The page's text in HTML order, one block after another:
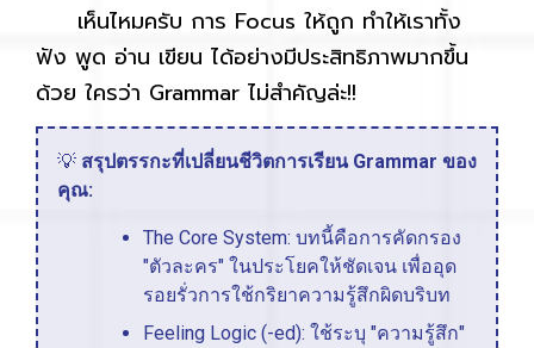
เห็นไหมครับ การ Focus ให้ถูก ทำให้เราทั้ง
ฟัง พูด อ่าน เขียน ได้อย่างมีประสิทธิภาพมากขึ้น
ด้วย ใครว่า Grammar ไม่สำคัญล่ะ!!
💡 สรุปตรรกะที่เปลี่ยนชีวิตการเรียน Grammar ของ
คุณ:
The Core System: บทนี้คือการคัดกรอง
"ตัวละคร" ในประโยคให้ชัดเจน เพื่ออุด
รอยรั่วการใช้กริยาความรู้สึกผิดบริบท
Feeling Logic (-ed): ใช้ระบุ "ความรู้สึก"